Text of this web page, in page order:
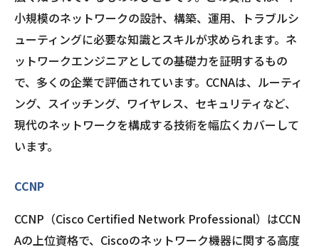
小規模のネットワークの設計、構築、運用、トラブルシ
ューティングに必要な知識とスキルが求められます。ネ
ットワークエンジニアとしての基礎力を証明するもの
で、多くの企業で評価されています。CCNAは、ルーティ
ング、スイッチング、ワイヤレス、セキュリティなど、
現代のネットワークを構成する技術を幅広くカバーして
います。
CCNP
CCNP（Cisco Certified Network Professional）はCCN
Aの上位資格で、Ciscoのネットワーク機器に関する高度